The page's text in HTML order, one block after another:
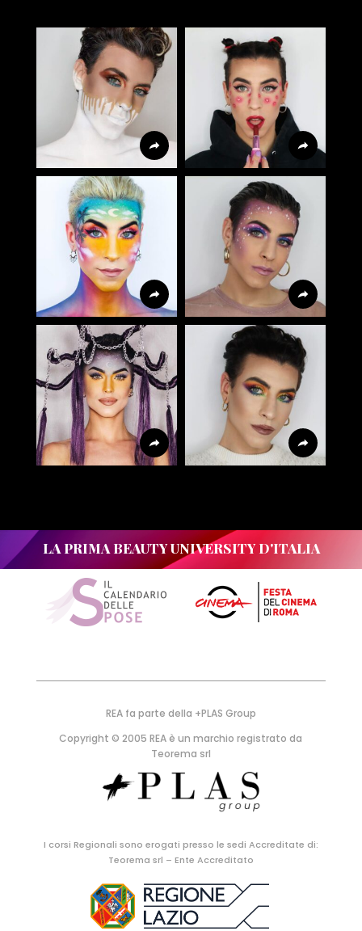
LA PRIMA BEAUTY UNIVERSITY D'ITALIA
REA fa parte della +PLAS Group
Copyright © 2005 REA è un marchio registrato da
Teorema srl
I corsi Regionali sono erogati presso le sedi Accreditate di:
Teorema srl – Ente Accreditato